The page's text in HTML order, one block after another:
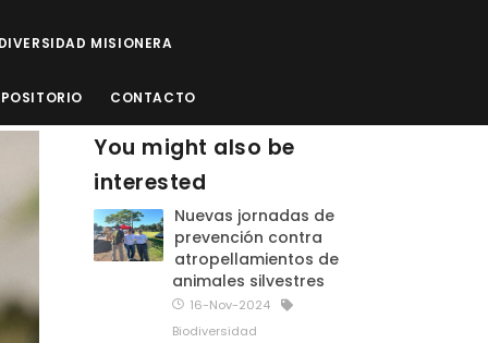
MISIONERA
CONTACTO
You might also be
interested
Nuevas jornadas de
prevención contra
atropellamientos de
animales silvestres
16-Nov-2024
Biodiversidad